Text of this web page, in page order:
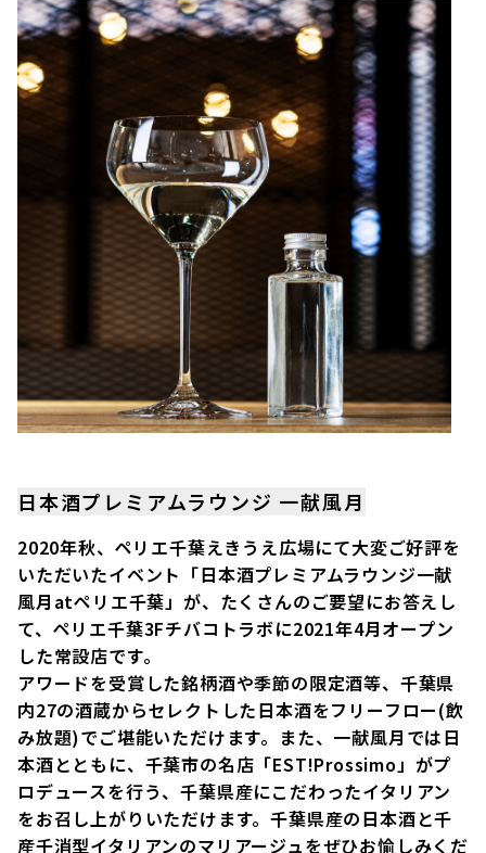
日本酒プレミアムラウンジ 一献風月
2020年秋、ペリエ千葉えきうえ広場にて大変ご好評を
いただいたイベント「日本酒プレミアムラウンジ一献
風月atペリエ千葉」が、たくさんのご要望にお答えし
て、ペリエ千葉3Fチバコトラボに2021年4月オープン
した常設店です。
アワードを受賞した銘柄酒や季節の限定酒等、千葉県
内27の酒蔵からセレクトした日本酒をフリーフロー(飲
み放題)でご堪能いただけます。また、一献風月では日
本酒とともに、千葉市の名店「EST!Prossimo」がプ
ロデュースを行う、千葉県産にこだわったイタリアン
をお召し上がりいただけます。千葉県産の日本酒と千
産千消型イタリアンのマリアージュをぜひお愉しみくだ